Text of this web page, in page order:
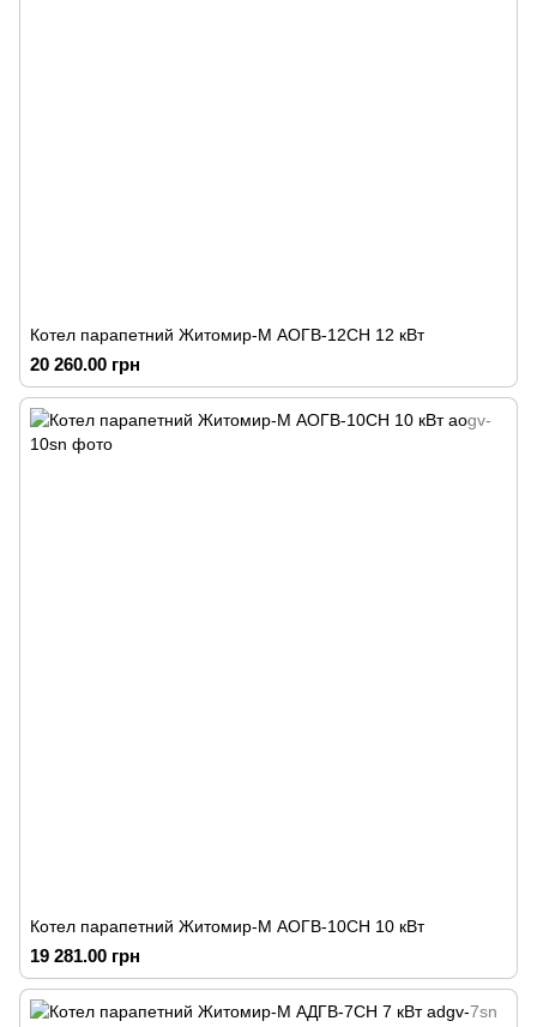
Котел парапетний Житомир-М АОГВ-12СН 12 кВт
20 260.00 грн
Котел парапетний Житомир-М АОГВ-10СН 10 кВт
19 281.00 грн